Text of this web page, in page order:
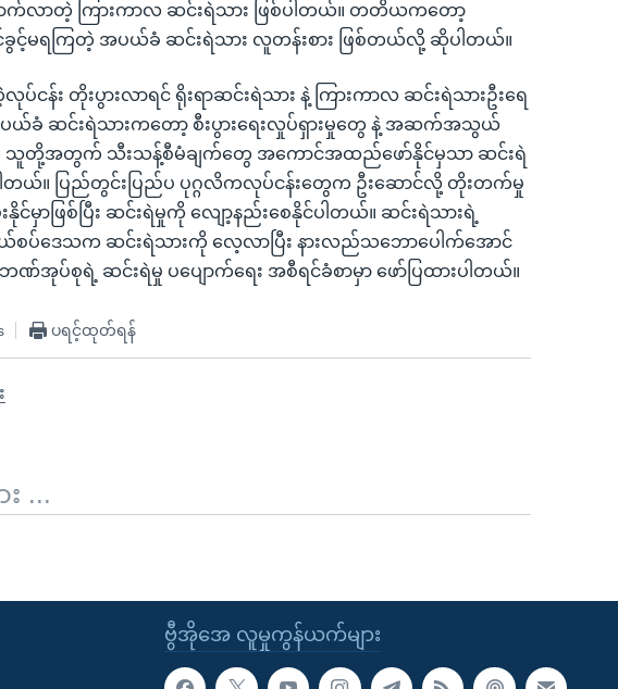
ောက်လာတဲ့ ကြားကာလ ဆင်းရဲသား ဖြစ်ပါတယ်။ တတိယကတော့
ဝင်ခွင့်မရကြတဲ့ အပယ်ခံ ဆင်းရဲသား လူတန်းစား ဖြစ်တယ်လို့ ဆိုပါတယ်။
န်း တိုးပွားလာရင် ရိုးရာဆင်းရဲသား နဲ့ ကြားကာလ ဆင်းရဲသားဦးရေ
ယ်ခံ ဆင်းရဲသားကတော့ စီးပွားရေးလှုပ်ရှားမှုတွေ နဲ့ အဆက်အသွယ်
အတွက် သီးသန့်စီမံချက်တွေ အကောင်အထည်ဖော်နိုင်မှသာ ဆင်းရဲ
။ ပြည်တွင်းပြည်ပ ပုဂ္ဂလိကလုပ်ငန်းတွေက ဦးဆောင်လို့ တိုးတက်မှု
ာဖြစ်ပြီး ဆင်းရဲမှုကို လျော့နည်းစေနိုင်ပါတယ်။ ဆင်းရဲသားရဲ့
ယ်စပ်ဒေသက ဆင်းရဲသားကို လေ့လာပြီး နားလည်သဘောပေါက်အောင်
ဏ်အုပ်စုရဲ့ ဆင်းရဲမှု ပပျောက်ရေး အစီရင်ခံစာမှာ ဖော်ပြထားပါတယ်။
ပရင့်ထုတ်ရန်
...
ဗွီအိုအေ လူမှုကွန်ယက်များ